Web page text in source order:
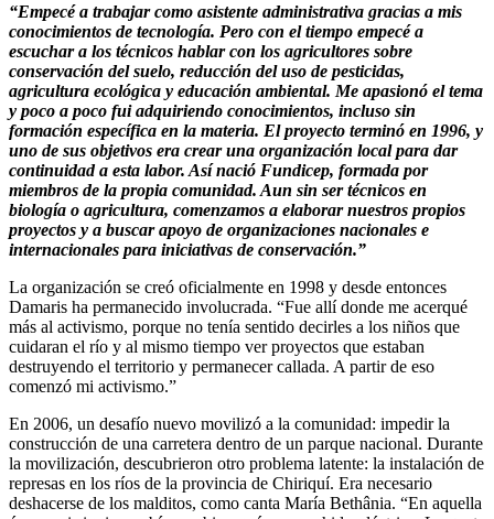
“Empecé a trabajar como asistente administrativa gracias a mis
conocimientos de tecnología. Pero con el tiempo empecé a
escuchar a los técnicos hablar con los agricultores sobre
conservación del suelo, reducción del uso de pesticidas,
agricultura ecológica y educación ambiental. Me apasionó el tema
y poco a poco fui adquiriendo conocimientos, incluso sin
formación específica en la materia. El proyecto terminó en 1996, y
uno de sus objetivos era crear una organización local para dar
continuidad a esta labor. Así nació Fundicep, formada por
miembros de la propia comunidad. Aun sin ser técnicos en
biología o agricultura, comenzamos a elaborar nuestros propios
proyectos y a buscar apoyo de organizaciones nacionales e
internacionales para iniciativas de conservación.”
La organización se creó oficialmente en 1998 y desde entonces
Damaris ha permanecido involucrada. “Fue allí donde me acerqué
más al activismo, porque no tenía sentido decirles a los niños que
cuidaran el río y al mismo tiempo ver proyectos que estaban
destruyendo el territorio y permanecer callada. A partir de eso
comenzó mi activismo.”
En 2006, un desafío nuevo movilizó a la comunidad: impedir la
construcción de una carretera dentro de un parque nacional. Durante
la movilización, descubrieron otro problema latente: la instalación de
represas en los ríos de la provincia de Chiriquí. Era necesario
deshacerse de los malditos, como canta María Bethânia. “En aquella